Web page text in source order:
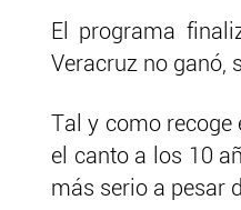
El programa
Veracruz no ganó,
Tal y como
el canto a los 10
más serio a pesar